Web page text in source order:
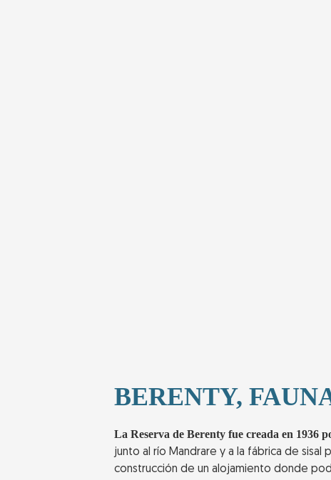
BERENTY,
La Reserva de Berenty fue creada en 1936
junto al río Mandrare y a la fábrica de sisal
construcción de un alojamiento donde